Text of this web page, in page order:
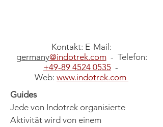
Kontakt: E-Mail:
germany@indotrek.com- Telefon:
+49-89 4524 0535-
Web: www.indotrek.com
Guides
Jede von Indotrek organisierte
Aktivität wird von einem